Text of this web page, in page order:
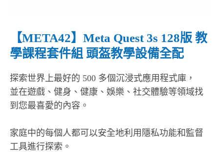
【META42】Meta Quest 3s 128版 教
學課程套件組 頭盔教學設備全配
探索世界上最好的 500 多個沉浸式應用程式庫，
並在遊戲、健身、健康、娛樂、社交體驗等領域找
到您最喜愛的內容。
家庭中的每個人都可以安全地利用隱私功能和監督
工具進行探索。